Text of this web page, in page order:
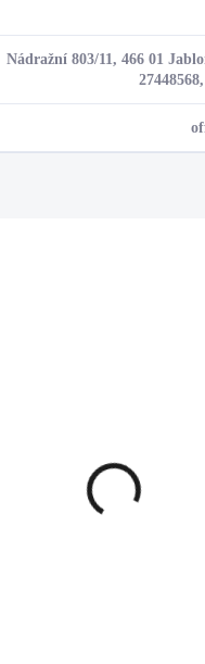
Nádražní 803/11, 466 01